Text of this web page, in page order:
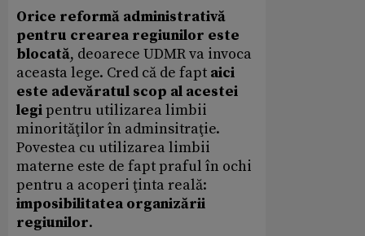
Orice reformă administrativă
pentru crearea regiunilor este
blocată, deoarece UDMR va invoca
aceasta lege. Cred că de fapt aici
este adevăratul scop al acestei
legipentru utilizarea limbii
minorităţilor în adminsitraţie.
Povestea cu utilizarea limbii
materne este de fapt praful în ochi
pentru a acoperi ţinta reală:
imposibilitatea organizării
regiunilor.